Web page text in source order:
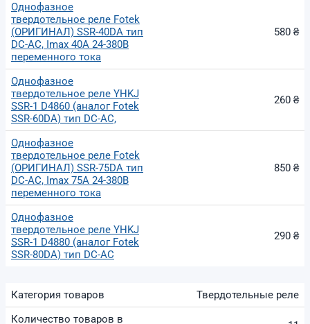
Однофазное
твердотельное реле Fotek
(ОРИГИНАЛ) SSR-40DA тип
DC-AC, Imax 40А 24-380В
переменного тока
580 ₴
Однофазное
твердотельное реле YHKJ
SSR-1 D4860 (аналог Fotek
SSR-60DA) тип DC-AC,
260 ₴
Однофазное
твердотельное реле Fotek
(ОРИГИНАЛ) SSR-75DA тип
DC-AC, Imax 75А 24-380В
переменного тока
850 ₴
Однофазное
твердотельное реле YHKJ
SSR-1 D4880 (аналог Fotek
SSR-80DA) тип DC-AC
290 ₴
Категория товаров
Твердотельные реле
Количество товаров в